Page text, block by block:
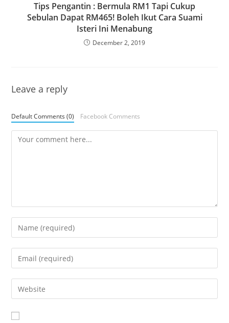
Tips Pengantin : Bermula RM1 Tapi Cukup
Sebulan Dapat RM465! Boleh Ikut Cara Suami
Isteri Ini Menabung
December 2, 2019
Leave a reply
Default Comments (0) Facebook Comments